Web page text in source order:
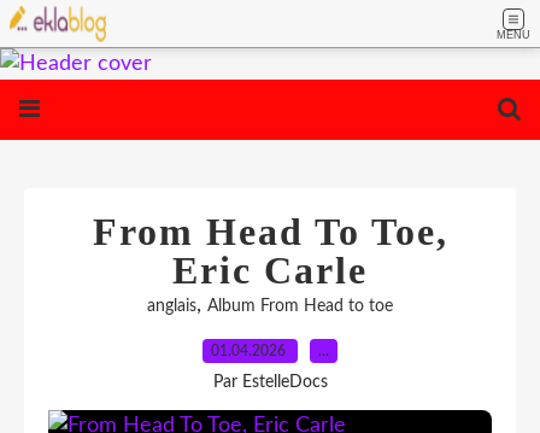
MENU
From Head To Toe,
Eric Carle
anglais, Album From Head to toe
01.04.2026 …
Par EstelleDocs